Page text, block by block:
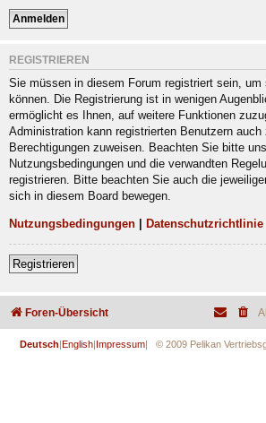
REGISTRIEREN
Sie müssen in diesem Forum registriert sein, um
können. Die Registrierung ist in wenigen
ermöglicht es Ihnen, auf weitere Funktionen
Administration kann registrierten Benutzern
Berechtigungen zuweisen. Beachten Sie bitte
Nutzungsbedingungen und die verwandten
registrieren. Bitte beachten Sie auch die
sich in diesem Board bewegen.
Nutzungsbedingungen Datenschutzrichtlinie
Registrieren
Foren-Übersicht
Deutsch English Impressum | © 2009 Pelikan